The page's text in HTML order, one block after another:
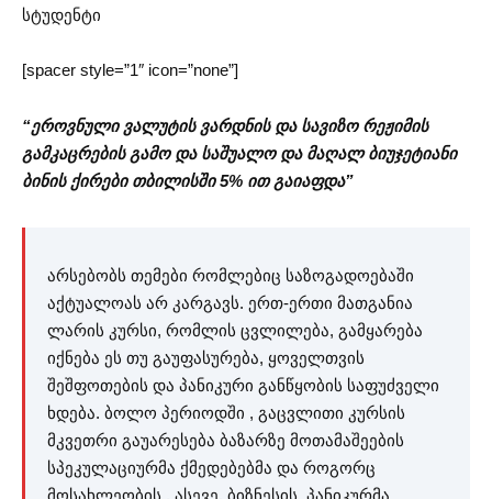
სტუდენტი
[spacer style=”1″ icon=”none”]
“ეროვნული ვალუტის ვარდნის და სავიზო რეჟიმის
გამკაცრების გამო და საშუალო და მაღალ ბიუჯეტიანი
ბინის ქირები თბილისში 5% ით გაიაფდა”
არსებობს თემები რომლებიც საზოგადოებაში
აქტუალოას არ კარგავს. ერთ-ერთი მათგანია
ლარის კურსი, რომლის ცვლილება, გამყარება
იქნება ეს თუ გაუფასურება, ყოველთვის
შეშფოთების და პანიკური განწყობის საფუძველი
ხდება. ბოლო პერიოდში , გაცვლითი კურსის
მკვეთრი გაუარესება ბაზარზე მოთამაშეების
სპეკულაციურმა ქმედებებმა და როგორც
მოსახლეობის , ასევე, ბიზნესის პანიკურმა